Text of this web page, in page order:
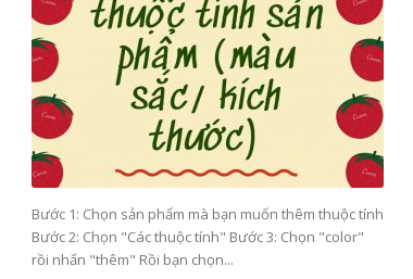
Bước 1: Chọn sản phẩm mà bạn muốn thêm thuộc tính
Bước 2: Chọn "Các thuộc tính" Bước 3: Chọn "color"
rồi nhấn "thêm" Rồi bạn chọn...